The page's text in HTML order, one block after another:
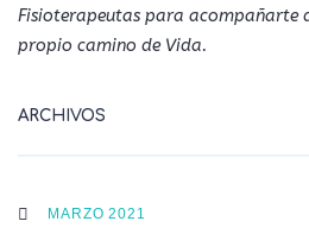
Fisioterapeutas para acompañarte
propio camino de Vida.
ARCHIVOS
MARZO 2021